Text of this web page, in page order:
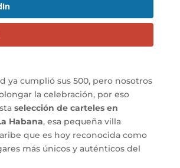
ya cumplió sus 500, pero nosotros
la celebración, por eso
selección de carteles en
Habana, esa pequeña villa
que es hoy reconocida como
más únicos y auténticos del